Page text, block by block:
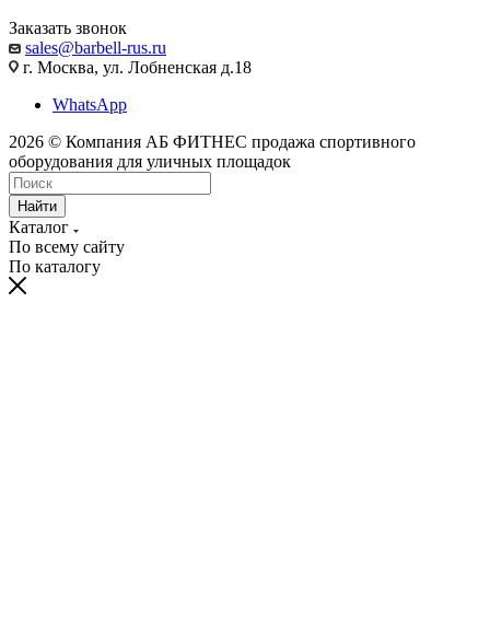
Заказать звонок
sales@barbell-rus.ru
г. Москва, ул. Лобненская д.18
WhatsApp
2026 © Компания АБ ФИТНЕС продажа спортивного
оборудования для уличных площадок
Найти
Каталог
По всему сайту
По каталогу